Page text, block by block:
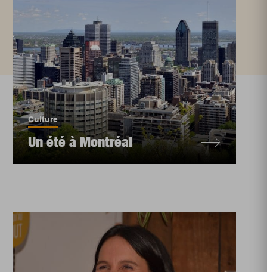
Culture
Un été à Montréal